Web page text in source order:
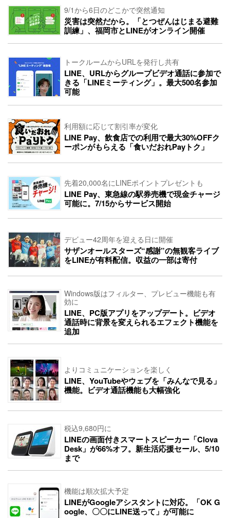
9/1から6日のどこかで突然通知
災害は突然だから。「とつぜんはじまる避難
訓練」、福岡市とLINEがオンライン開催
トークルームからURLを発行し共有
LINE、URLからグループビデオ通話に参加で
きる「LINEミーティング」。最大500名参加
可能
利用額に応じて割引率が変化
LINE Pay、飲食店での利用で最大30%OFFク
ーポンがもらえる「食いだおれPayトク」
先着20,000名にLINEポイントプレゼントも
LINE Pay、東急線の駅券売機で現金チャージ
可能に。7/15からサービス開始
デビュー42周年を迎える日に開催
サザンオールスターズ“感謝”の無観客ライブ
をLINEが有料配信。収益の一部は寄付
Windows版はフィルター、プレビュー機能も有
効に
LINE、PC版アプリをアップデート。ビデオ
通話時に背景を変えられるエフェクト機能を
追加
よりコミュニケーションを楽しく
LINE、YouTubeやウェブを「みんなで見る」
機能。ビデオ通話機能も大幅強化
税込9,680円に
LINEの画面付きスマートスピーカー「Clova
Desk」が66%オフ。新生活応援セール、5/10
まで
機能は順次拡大予定
LINEがGoogleアシスタントに対応。「OK G
oogle、〇〇にLINE送って」が可能に